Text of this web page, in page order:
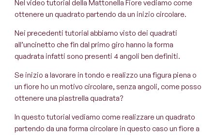
Nel video tutorial della Mattonella Fiore vediamo come
ottenere un quadrato partendo da un inizio circolare.
Nei precedenti tutorial abbiamo visto dei quadrati
all’uncinetto che fin dal primo giro hanno la forma
quadrata infatti sono presenti 4 angoli ben definiti.
Se inizio a lavorare in tondo e realizzo una figura piena o
un fiore ho un motivo circolare, senza angoli, come posso
ottenere una piastrella quadrata?
In questo tutorial vediamo come realizzare un quadrato
partendo da una forma circolare in questo caso un fiore a